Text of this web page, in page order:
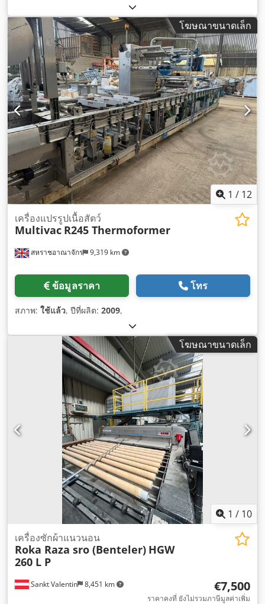
โฆษณาขนาดเล็ก
1 / 12
สหราชอาณาจักร 9,319 km
เครื่องแปรรูปเนื้อสัตว์
Multivac R245 Thermoformer
ข้อมูลราคา โทร
สภาพ: ใช้แล้ว, ปีที่ผลิต: 2009,
โฆษณาขนาดเล็ก
1 / 10
Sankt Valentin 8,451 km
เครื่องซักผ้าแนวนอน
Roka Raza sro (Benteler) HGW
260 L P
€7,500
ราคาคงที่ ยังไม่รวมภาษีมูลค่าเพิ่ม